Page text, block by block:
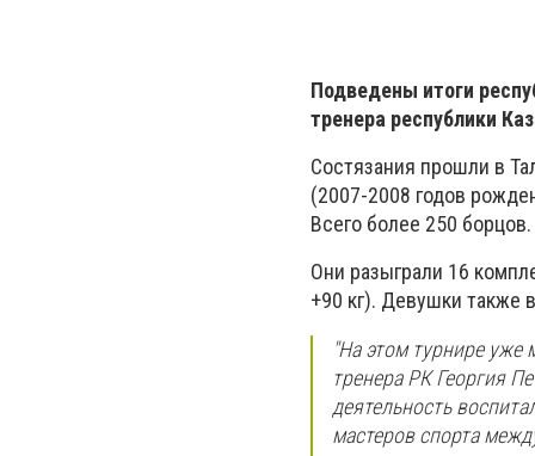
Подведены итоги
тренера республики
Состязания прошли в
(2007-2008 годов
Всего более 250 борцов.
Они разыграли 16
+90 кг). Девушки также
"На этом турнире уже
тренера РК Георгия
деятельность
мастеров спорта